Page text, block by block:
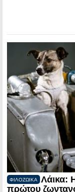
ΦΙΛΟΖΩΙΚΑ
Λάικα:
πρώτου